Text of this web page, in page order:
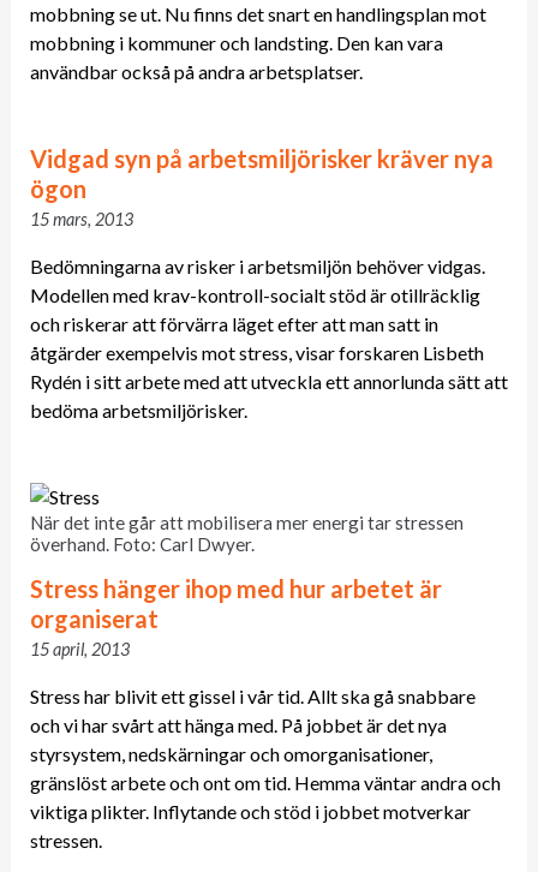
mobbning se ut. Nu finns det snart en handlingsplan mot
mobbning i kommuner och landsting. Den kan vara
användbar också på andra arbetsplatser.
Vidgad syn på arbetsmiljörisker kräver nya
ögon
15 mars, 2013
Bedömningarna av risker i arbetsmiljön behöver vidgas.
Modellen med krav-kontroll-socialt stöd är otillräcklig
och riskerar att förvärra läget efter att man satt in
åtgärder exempelvis mot stress, visar forskaren Lisbeth
Rydén i sitt arbete med att utveckla ett annorlunda sätt att
bedöma arbetsmiljörisker.
När det inte går att mobilisera mer energi tar stressen
överhand. Foto: Carl Dwyer.
Stress hänger ihop med hur arbetet är
organiserat
15 april, 2013
Stress har blivit ett gissel i vår tid. Allt ska gå snabbare
och vi har svårt att hänga med. På jobbet är det nya
styrsystem, nedskärningar och omorganisationer,
gränslöst arbete och ont om tid. Hemma väntar andra och
viktiga plikter. Inflytande och stöd i jobbet motverkar
stressen.